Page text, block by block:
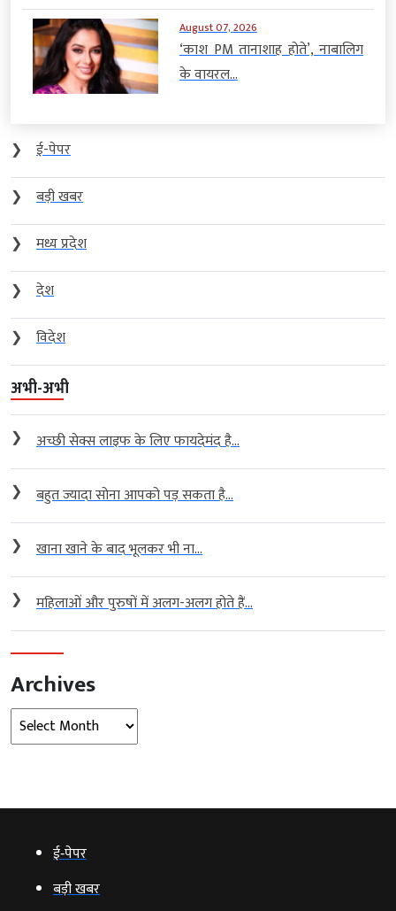
August 07, 2026
‘काश PM तानाशाह होते’, नाबालिग
के वायरल...
❯
ई-पेपर
❯
बड़ी खबर
❯
मध्य प्रदेश
❯
देश
❯
विदेश
अभी-अभी
❯ अच्छी सेक्स लाइफ के लिए फायदेमंद है...
❯ बहुत ज्यादा सोना आपको पड़ सकता है...
❯ खाना खाने के बाद भूलकर भी ना...
❯ महिलाओं और पुरुषों में अलग-अलग होते हैं...
Archives
Archives
ई‑पेपर
बड़ी खबर